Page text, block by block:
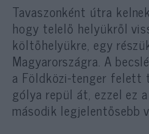
Tavaszonként útra
hogy telelő helyükről
költőhelyükre, egy
Magyarországra. A
a Földközi-tenger
gólya repül át, ezzel ez
második legjelentősebb